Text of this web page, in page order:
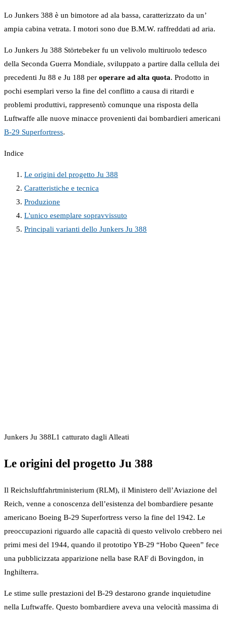
Lo Junkers 388 è un bimotore ad ala bassa, caratterizzato da un’
ampia cabina vetrata. I motori sono due B.M.W. raffreddati ad aria.
Lo Junkers Ju 388 Störtebeker fu un velivolo multiruolo tedesco
della Seconda Guerra Mondiale, sviluppato a partire dalla cellula dei
precedenti Ju 88 e Ju 188 per operare ad alta quota. Prodotto in
pochi esemplari verso la fine del conflitto a causa di ritardi e
problemi produttivi, rappresentò comunque una risposta della
Luftwaffe alle nuove minacce provenienti dai bombardieri americani
B-29 Superfortress.
Indice
Le origini del progetto Ju 388
Caratteristiche e tecnica
Produzione
L'unico esemplare sopravvissuto
Principali varianti dello Junkers Ju 388
Junkers Ju 388L1 catturato dagli Alleati
Le origini del progetto Ju 388
Il Reichsluftfahrtministerium (RLM), il Ministero dell’Aviazione del
Reich, venne a conoscenza dell’esistenza del bombardiere pesante
americano Boeing B-29 Superfortress verso la fine del 1942. Le
preoccupazioni riguardo alle capacità di questo velivolo crebbero nei
primi mesi del 1944, quando il prototipo YB-29 “Hobo Queen” fece
una pubblicizzata apparizione nella base RAF di Bovingdon, in
Inghilterra.
Le stime sulle prestazioni del B-29 destarono grande inquietudine
nella Luftwaffe. Questo bombardiere aveva una velocità massima di